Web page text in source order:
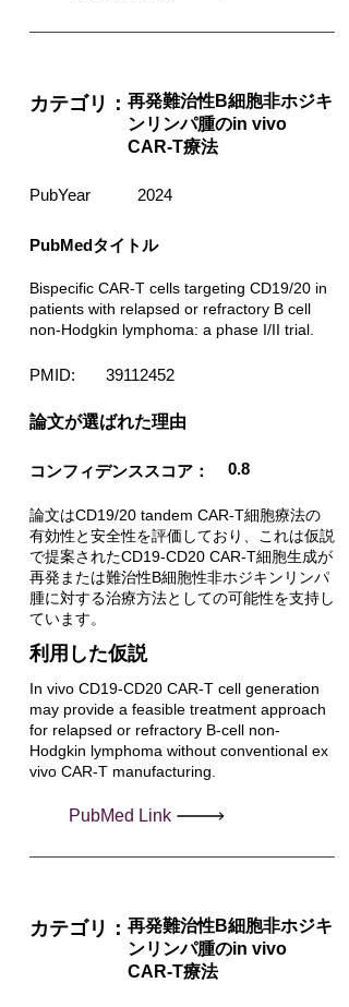
カテゴリ： 再発難治性B細胞非ホジキ
ンリンパ腫のin vivo
CAR-T療法
PubYear 2024
PubMedタイトル
Bispecific CAR-T cells targeting CD19/20 in
patients with relapsed or refractory B cell
non-Hodgkin lymphoma: a phase I/II trial.
PMID: 39112452
​論文が選ばれた理由
コンフィデンススコア： 0.8
論文はCD19/20 tandem CAR-T細胞療法の
有効性と安全性を評価しており、これは仮説
で提案されたCD19-CD20 CAR-T細胞生成が
再発または難治性B細胞性非ホジキンリンパ
腫に対する治療方法としての可能性を支持し
ています。
利用した仮説
In vivo CD19-CD20 CAR-T cell generation
may provide a feasible treatment approach
for relapsed or refractory B-cell non-
Hodgkin lymphoma without conventional ex
vivo CAR-T manufacturing.
PubMed Link
カテゴリ： 再発難治性B細胞非ホジキ
ンリンパ腫のin vivo
CAR-T療法